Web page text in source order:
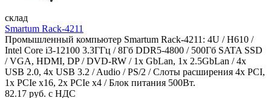
склад
Smartum Rack-4211
Промышленный компьютер Smartum Rack-4211: 4U / H610 /
Intel Core i3-12100 3.3ГГц / 8Гб DDR5-4800 / 500Гб SATA SSD
/ VGA, HDMI, DP / DVD-RW / 1x GbLan, 1x 2.5GbLan / 4x
USB 2.0, 4x USB 3.2 / Audio / PS/2 / Слоты расширения 4x PCI,
1x PCIe x16, 2x PCIe x4 / Блок питания 500Вт.
82.17 руб. с НДС